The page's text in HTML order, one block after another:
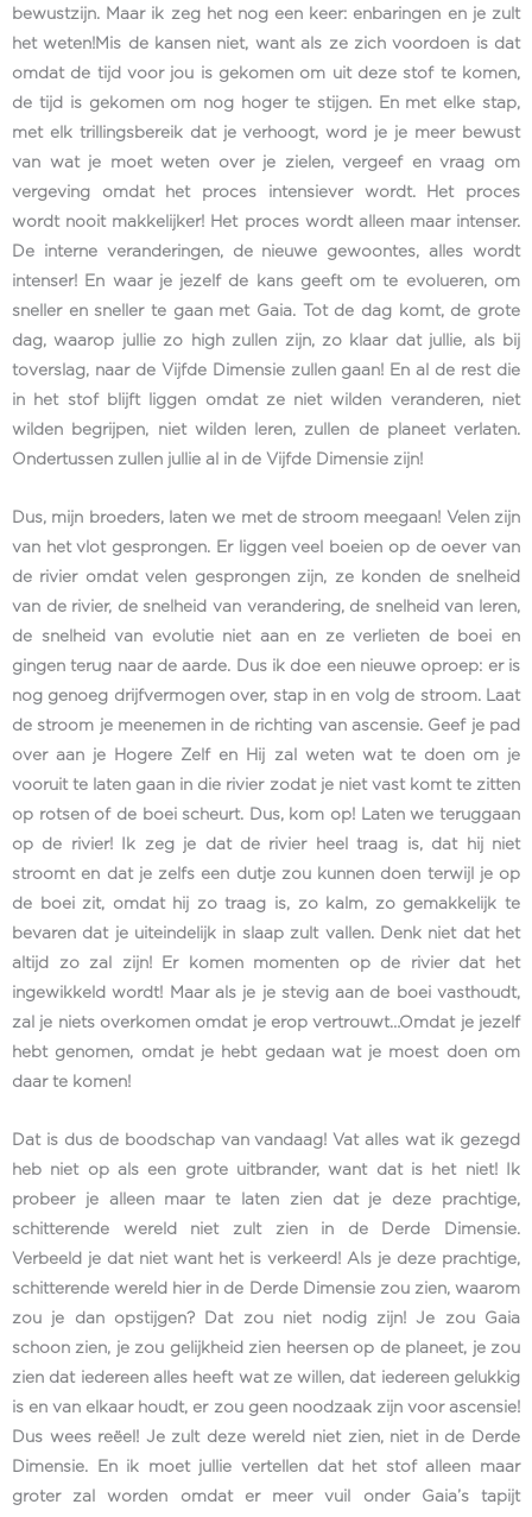
bewustzijn. Maar ik zeg het nog een keer: enbaringen en je zult
het weten!Mis de kansen niet, want als ze zich voordoen is dat
omdat de tijd voor jou is gekomen om uit deze stof te komen,
de tijd is gekomen om nog hoger te stijgen. En met elke stap,
met elk trillingsbereik dat je verhoogt, word je je meer bewust
van wat je moet weten over je zielen, vergeef en vraag om
vergeving omdat het proces intensiever wordt. Het proces
wordt nooit makkelijker! Het proces wordt alleen maar intenser.
De interne veranderingen, de nieuwe gewoontes, alles wordt
intenser! En waar je jezelf de kans geeft om te evolueren, om
sneller en sneller te gaan met Gaia. Tot de dag komt, de grote
dag, waarop jullie zo high zullen zijn, zo klaar dat jullie, als bij
toverslag, naar de Vijfde Dimensie zullen gaan! En al de rest die
in het stof blijft liggen omdat ze niet wilden veranderen, niet
wilden begrijpen, niet wilden leren, zullen de planeet verlaten.
Ondertussen zullen jullie al in de Vijfde Dimensie zijn!
Dus, mijn broeders, laten we met de stroom meegaan! Velen zijn
van het vlot gesprongen. Er liggen veel boeien op de oever van
de rivier omdat velen gesprongen zijn, ze konden de snelheid
van de rivier, de snelheid van verandering, de snelheid van leren,
de snelheid van evolutie niet aan en ze verlieten de boei en
gingen terug naar de aarde. Dus ik doe een nieuwe oproep: er is
nog genoeg drijfvermogen over, stap in en volg de stroom. Laat
de stroom je meenemen in de richting van ascensie. Geef je pad
over aan je Hogere Zelf en Hij zal weten wat te doen om je
vooruit te laten gaan in die rivier zodat je niet vast komt te zitten
op rotsen of de boei scheurt. Dus, kom op! Laten we teruggaan
op de rivier! Ik zeg je dat de rivier heel traag is, dat hij niet
stroomt en dat je zelfs een dutje zou kunnen doen terwijl je op
de boei zit, omdat hij zo traag is, zo kalm, zo gemakkelijk te
bevaren dat je uiteindelijk in slaap zult vallen. Denk niet dat het
altijd zo zal zijn! Er komen momenten op de rivier dat het
ingewikkeld wordt! Maar als je je stevig aan de boei vasthoudt,
zal je niets overkomen omdat je erop vertrouwt…Omdat je jezelf
hebt genomen, omdat je hebt gedaan wat je moest doen om
daar te komen!
Dat is dus de boodschap van vandaag! Vat alles wat ik gezegd
heb niet op als een grote uitbrander, want dat is het niet! Ik
probeer je alleen maar te laten zien dat je deze prachtige,
schitterende wereld niet zult zien in de Derde Dimensie.
Verbeeld je dat niet want het is verkeerd! Als je deze prachtige,
schitterende wereld hier in de Derde Dimensie zou zien, waarom
zou je dan opstijgen? Dat zou niet nodig zijn! Je zou Gaia
schoon zien, je zou gelijkheid zien heersen op de planeet, je zou
zien dat iedereen alles heeft wat ze willen, dat iedereen gelukkig
is en van elkaar houdt, er zou geen noodzaak zijn voor ascensie!
Dus wees reëel! Je zult deze wereld niet zien, niet in de Derde
Dimensie. En ik moet jullie vertellen dat het stof alleen maar
groter zal worden omdat er meer vuil onder Gaia’s tapijt